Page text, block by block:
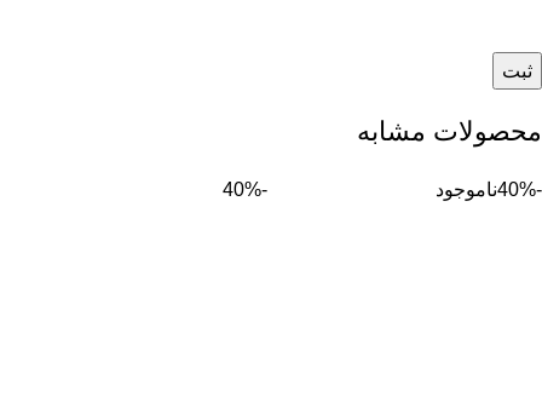
محصولات مشابه
-40% ناموجود -40%